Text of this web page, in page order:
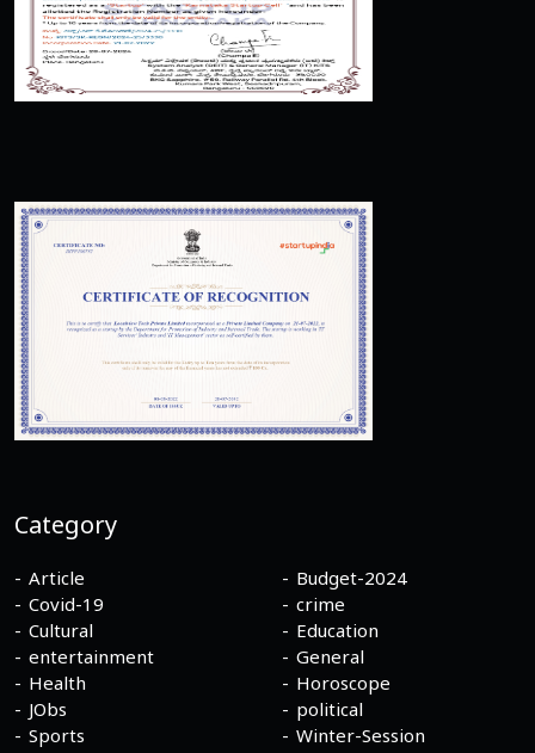
Category
Article
Budget-2024
Covid-19
crime
Cultural
Education
entertainment
General
Health
Horoscope
JObs
political
Sports
Winter-Session